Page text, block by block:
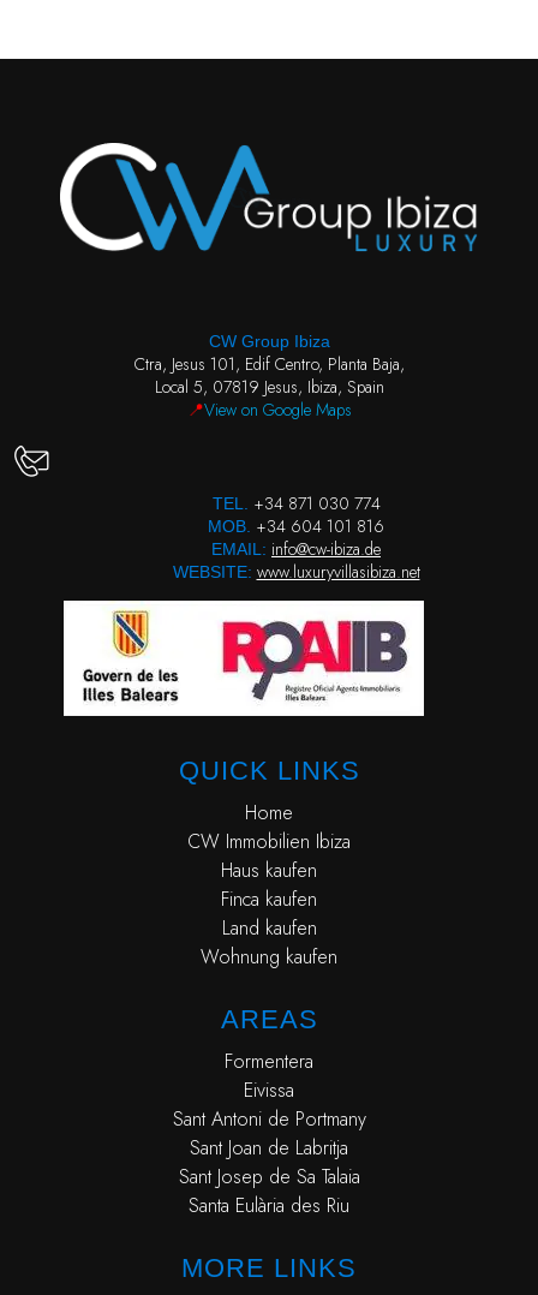
CW Group Ibiza
Ctra, Jesus 101, Edif Centro, Planta Baja,
Local 5, 07819 Jesus, Ibiza, Spain
📍View on Google Maps
TEL. +34 871 030 774
MOB. +34 604 101 816
EMAIL: info@cw-ibiza.de
WEBSITE: www.luxuryvillasibiza.net
QUICK LINKS
Home
CW Immobilien Ibiza
Haus kaufen
Finca kaufen
Land kaufen
Wohnung kaufen
AREAS
Formentera
Eivissa
Sant Antoni de Portmany
Sant Joan de Labritja
Sant Josep de Sa Talaia
Santa Eulària des Riu
MORE LINKS